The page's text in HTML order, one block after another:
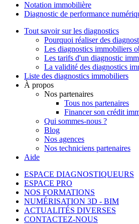
Notation immobilière
Diagnostic de performance
Tout savoir sur les diagnostics
Pourquoi réaliser des
Les diagnostics immobiliers
Les tarifs d'un diagnostic
La validité des diagnostics
Liste des diagnostics immobiliers
À propos
Nos partenaires
Tous nos partenaires
Financer son crédit
Qui sommes-nous ?
Blog
Nos agences
Nos techniciens partenaires
Aide
ESPACE DIAGNOSTIQUEURS
ESPACE PRO
NOS FORMATIONS
NUMÉRISATION 3D - BIM
ACTUALITÉS DIVERSES
CONTACTEZ-NOUS